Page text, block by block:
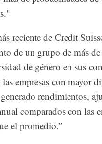
reciente de Credit
de un grupo de más
de género en sus
empresas con mayor
rendimientos,
comparados con las
el promedio.”